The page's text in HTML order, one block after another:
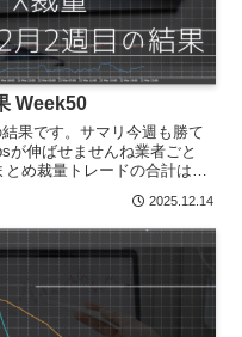
Week50
果です。サマリ今週も勝て
が伸ばせませんね業者ごと
め裁量トレードの合計は
2025.12.14